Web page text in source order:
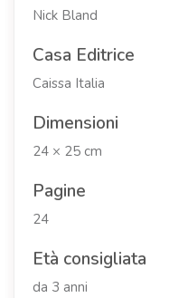
Nick Bland
Casa Editrice
Caissa Italia
Dimensioni
24 × 25 cm
Pagine
24
Età consigliata
da 3 anni